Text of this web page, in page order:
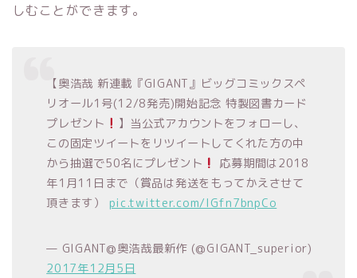
しむことができます。
【奥浩哉 新連載『GIGANT』ビッグコミックスペ
リオール1号(12/8発売)開始記念 特製図書カード
プレゼント
】当公式アカウントをフォローし、
この固定ツイートをリツイートしてくれた方の中
から抽選で50名にプレゼント
応募期間は2018
年1月11日まで（賞品は発送をもってかえさせて
頂きます） pic.twitter.com/IGfn7bnpCo
— GIGANT@奥浩哉最新作 (@GIGANT_superior)
2017年12月5日